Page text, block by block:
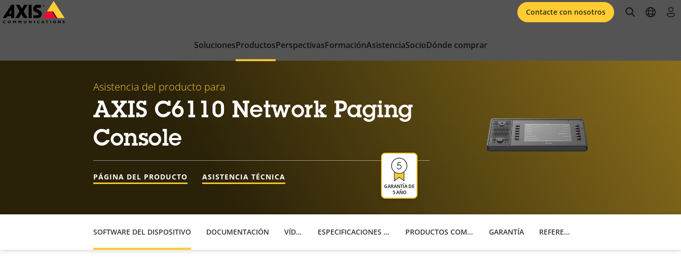
Saltar
al
SolucionesProductosPerspectivasFormaciónAsistenciaSocioDónde comprar
Contacte con nosotros openopen
Asistencia del producto para
AXIS C6110 Network Paging
Console
GARANTÍA DE
5 AÑO
PÁGINA DEL PRODUCTO ASISTENCIA TÉCNICA
SOFTWARE DEL DISPOSITIVO DOCUMENTACIÓN VÍDEOS ESPECIFICACIONES TÉCNICAS PRODUCTOS COMPATIBLES GARANTÍA REFERENCIAS